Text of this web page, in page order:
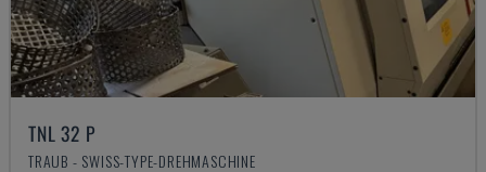
TNL 32 P
TRAUB - SWISS-TYPE-DREHMASCHINE